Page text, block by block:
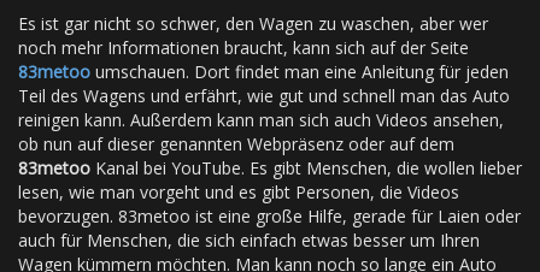
Es ist gar nicht so schwer, den Wagen zu waschen, aber wer
noch mehr Informationen braucht, kann sich auf der Seite
83metoo umschauen. Dort findet man eine Anleitung für jeden
Teil des Wagens und erfährt, wie gut und schnell man das Auto
reinigen kann. Außerdem kann man sich auch Videos ansehen,
ob nun auf dieser genannten Webpräsenz oder auf dem
83metoo Kanal bei YouTube. Es gibt Menschen, die wollen lieber
lesen, wie man vorgeht und es gibt Personen, die Videos
bevorzugen. 83metoo ist eine große Hilfe, gerade für Laien oder
auch für Menschen, die sich einfach etwas besser um Ihren
Wagen kümmern möchten. Man kann noch so lange ein Auto